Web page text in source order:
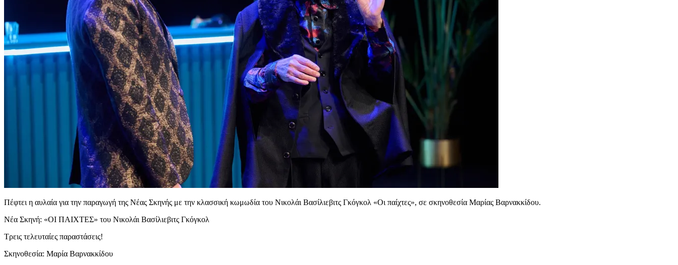
Πέφτει η αυλαία για την παραγωγή της Νέας Σκηνής με την κλασσική κωμωδία του Νικολάι Βασίλιεβιτς Γκόγκολ «Οι παίχτες», σε σκηνοθεσία Μαρίας Βαρνακκίδου.
Νέα Σκηνή: «ΟΙ ΠΑΙΧΤΕΣ» του Νικολάι Βασίλιεβιτς Γκόγκολ
Τρεις τελευταίες παραστάσεις!
Σκηνοθεσία: Μαρία Βαρνακκίδου